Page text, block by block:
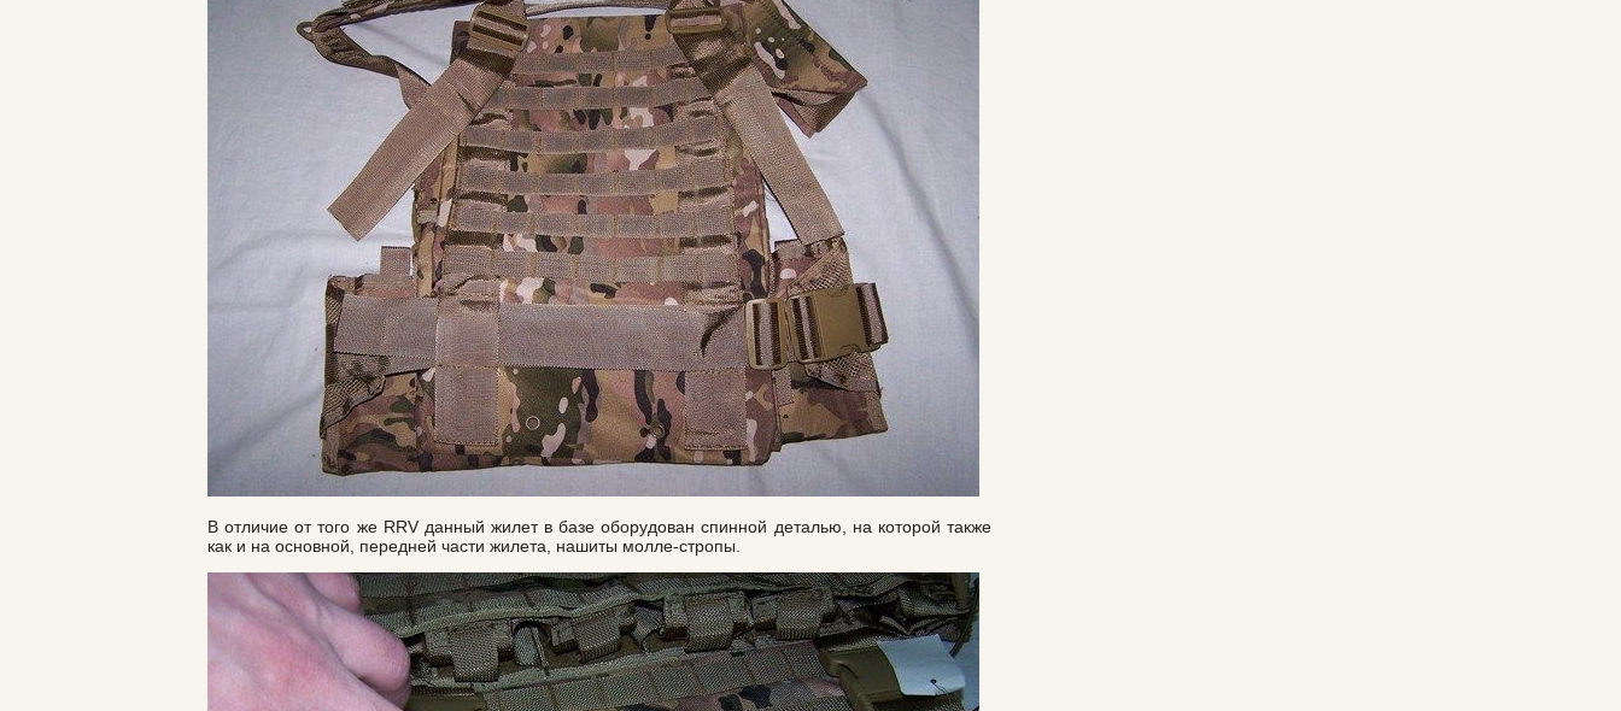
В отличие от того же RRV данный жилет в базе оборудован спинной деталью, на которой также
как и на основной, передней части жилета, нашиты молле-стропы.